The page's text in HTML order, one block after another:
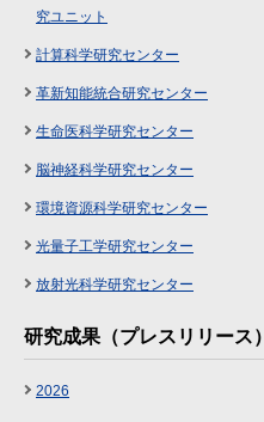
究ユニット
計算科学研究センター
革新知能統合研究センター
生命医科学研究センター
脳神経科学研究センター
環境資源科学研究センター
光量子工学研究センター
放射光科学研究センター
研究成果（プレスリリース）
2026